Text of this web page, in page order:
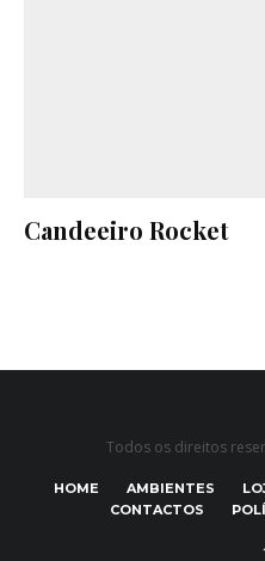
Candeeiro Rocket
Todos os direitos
HOME AMBIENTES
CONTACTOS